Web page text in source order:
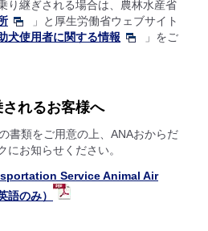
り継ぎされる場合は、農林水産省
」と厚生労働省ウェブサイト
犬使用者に関する情報
」をご
れるお客様へ
書類をご用意の上、ANAおからだ
にお知らせください。
Service Animal Air
のみ）